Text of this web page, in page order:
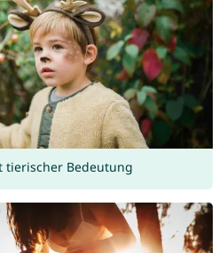
tierischer Bedeutung